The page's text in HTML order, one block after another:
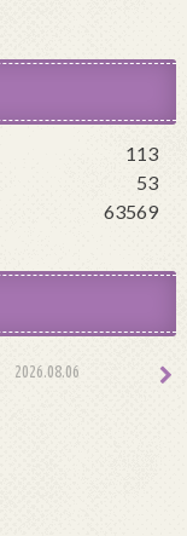
113
53
63569
2026.08.06